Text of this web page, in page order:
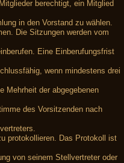
berechtigt, ein Mitglied
in den Vorstand zu wählen.
Die Sitzungen werden vom
Eine Einberufungsfrist
wenn mindestens drei
Mehrheit der abgegebenen
des Vorsitzenden nach
protokollieren. Das Protokoll ist
von seinem Stellvertreter oder